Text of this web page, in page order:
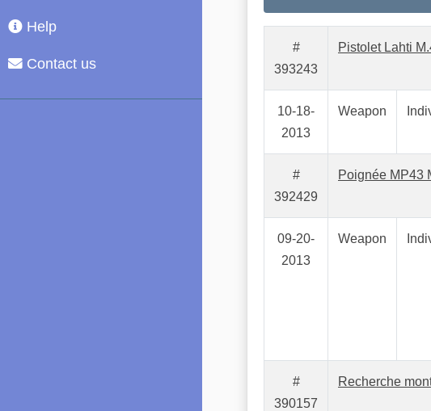
Help
Contact us
#
393243
Pistolet Lahti
10-18-
2013
Weapon
#
392429
Poignée MP43
09-20-
2013
Weapon
#
390157
Recherche